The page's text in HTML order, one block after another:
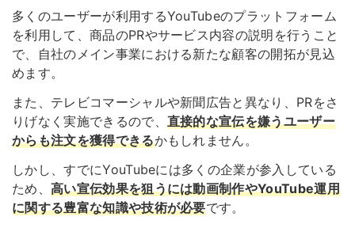
多くのユーザーが利用するYouTubeのプラットフォーム
を利用して、商品のPRやサービス内容の説明を行うこと
で、自社のメイン事業における新たな顧客の開拓が見込
めます。
また、テレビコマーシャルや新聞広告と異なり、PRをさ
りげなく実施できるので、 直接的な宣伝を嫌うユーザー
からも注文を獲得できるかもしれません。
しかし、すでにYouTubeには多くの企業が参入している
ため、 高い宣伝効果を狙うには動画制作やYouTube運用
に関する豊富な知識や技術が必要です。